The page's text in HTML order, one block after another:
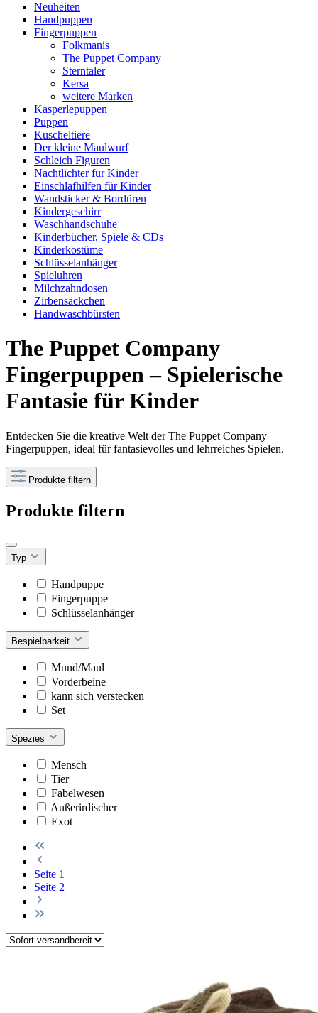
Neuheiten
Handpuppen
Fingerpuppen
Folkmanis
The Puppet Company
Sterntaler
Kersa
weitere Marken
Kasperlepuppen
Puppen
Kuscheltiere
Der kleine Maulwurf
Schleich Figuren
Nachtlichter für Kinder
Einschlafhilfen für Kinder
Wandsticker & Bordüren
Kindergeschirr
Waschhandschuhe
Kinderbücher, Spiele & CDs
Kinderkostüme
Schlüsselanhänger
Spieluhren
Milchzahndosen
Zirbensäckchen
Handwaschbürsten
The Puppet Company
Fingerpuppen – Spielerische
Fantasie für Kinder
Entdecken Sie die kreative Welt der The Puppet Company
Fingerpuppen, ideal für fantasievolles und lehrreiches Spielen.
Produkte filtern
Produkte filtern
Typ
Handpuppe
Fingerpuppe
Schlüsselanhänger
Bespielbarkeit
Mund/Maul
Vorderbeine
kann sich verstecken
Set
Spezies
Mensch
Tier
Fabelwesen
Außerirdischer
Exot
Seite 1
Seite 2